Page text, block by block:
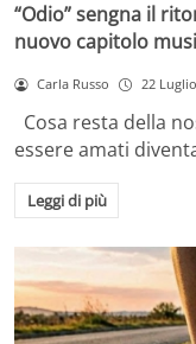
“Odio” sengna il
nuovo capitolo
Carla Russo 22
Cosa resta della
essere amati
Leggi di più